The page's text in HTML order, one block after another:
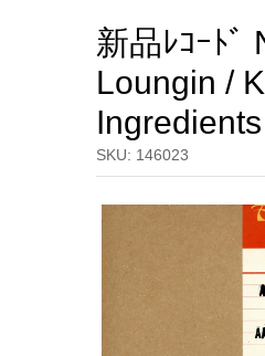
新品ﾚｺｰﾄﾞ
Loungin /
SKU: 146023